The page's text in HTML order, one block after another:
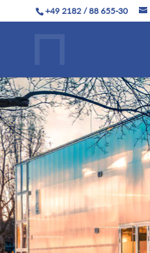
+49 2182 / 88 655-30